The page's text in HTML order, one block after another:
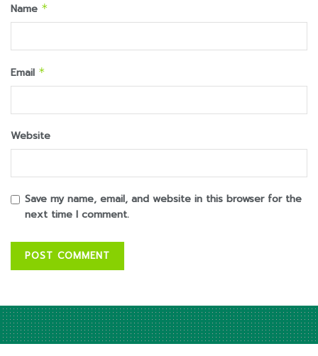
Name *
Email *
Website
Save my name, email, and website in this browser for the
next time I comment.